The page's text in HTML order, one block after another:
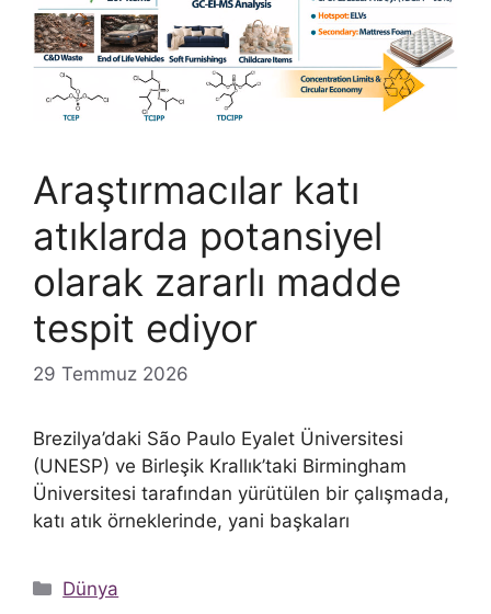
Araştırmacılar katı
atıklarda potansiyel
olarak zararlı madde
tespit ediyor
29 Temmuz 2026
Brezilya’daki São Paulo Eyalet Üniversitesi
(UNESP) ve Birleşik Krallık’taki Birmingham
Üniversitesi tarafından yürütülen bir çalışmada,
katı atık örneklerinde, yani başkaları
Kategoriler
Dünya